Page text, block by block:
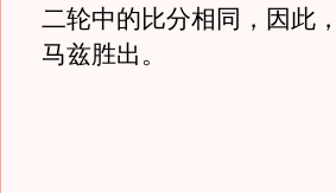
二轮中的比分相同，因此
马兹胜出。